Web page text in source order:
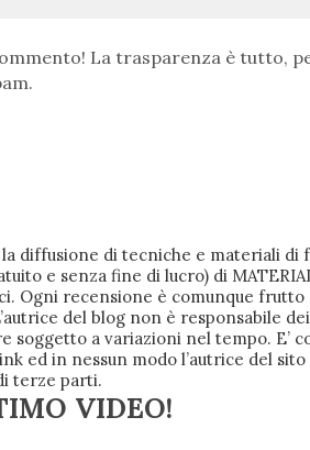
La trasparenza è tutto,
diffusione di tecniche e materiali di
e senza fine di lucro) di
Ogni recensione è comunque frutto
del blog non è responsabile
soggetto a variazioni nel tempo. E’
ed in nessun modo l’autrice del
terze parti.
VIDEO!